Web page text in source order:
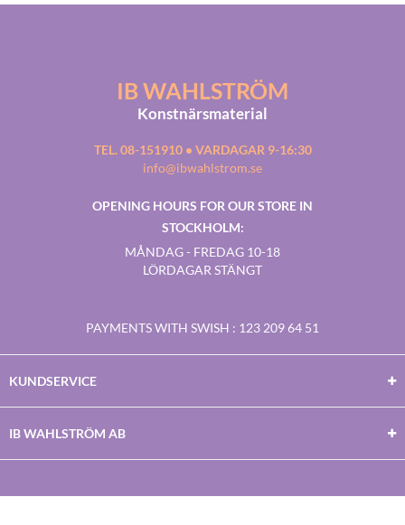
IB WAHLSTRÖM
Konstnärsmaterial
TEL. 08-151910 • VARDAGAR 9-16:30
info@ibwahlstrom.se
OPENING HOURS FOR OUR STORE IN
STOCKHOLM:
MÅNDAG - FREDAG 10-18
LÖRDAGAR STÄNGT
PAYMENTS WITH SWISH : 123 209 64 51
KUNDSERVICE
IB WAHLSTRÖM AB
Facebook
TwitterYoutubeInstagram